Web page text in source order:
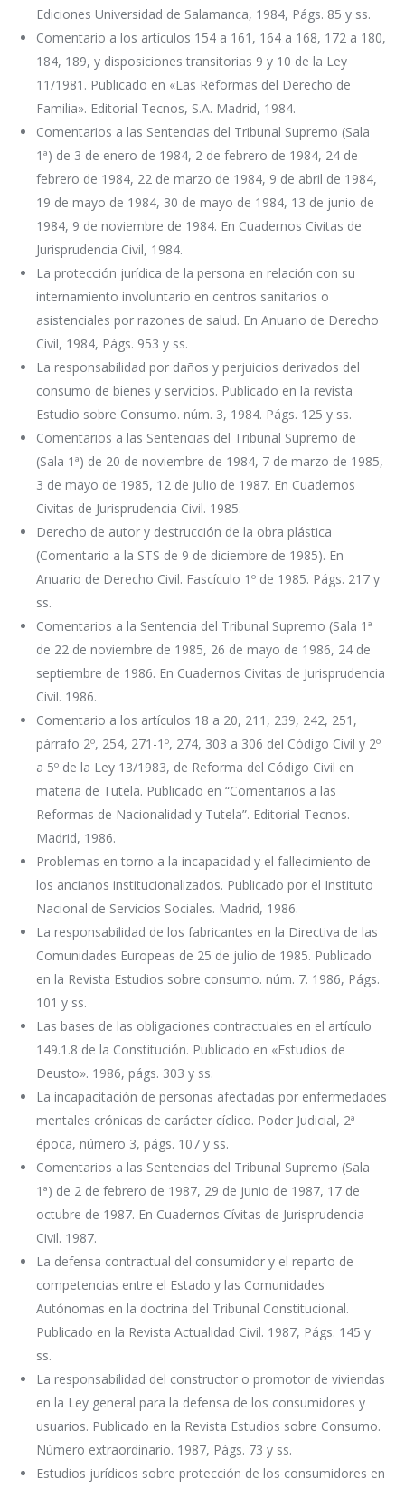
Ediciones Universidad de Salamanca, 1984, Págs. 85 y ss.
Comentario a los artículos 154 a 161, 164 a 168, 172 a 180,
184, 189, y disposiciones transitorias 9 y 10 de la Ley
11/1981. Publicado en «Las Reformas del Derecho de
Familia». Editorial Tecnos, S.A. Madrid, 1984.
Comentarios a las Sentencias del Tribunal Supremo (Sala
1ª) de 3 de enero de 1984, 2 de febrero de 1984, 24 de
febrero de 1984, 22 de marzo de 1984, 9 de abril de 1984,
19 de mayo de 1984, 30 de mayo de 1984, 13 de junio de
1984, 9 de noviembre de 1984. En Cuadernos Civitas de
Jurisprudencia Civil, 1984.
La protección jurídica de la persona en relación con su
internamiento involuntario en centros sanitarios o
asistenciales por razones de salud. En Anuario de Derecho
Civil, 1984, Págs. 953 y ss.
La responsabilidad por daños y perjuicios derivados del
consumo de bienes y servicios. Publicado en la revista
Estudio sobre Consumo. núm. 3, 1984. Págs. 125 y ss.
Comentarios a las Sentencias del Tribunal Supremo de
(Sala 1ª) de 20 de noviembre de 1984, 7 de marzo de 1985,
3 de mayo de 1985, 12 de julio de 1987. En Cuadernos
Civitas de Jurisprudencia Civil. 1985.
Derecho de autor y destrucción de la obra plástica
(Comentario a la STS de 9 de diciembre de 1985). En
Anuario de Derecho Civil. Fascículo 1º de 1985. Págs. 217 y
ss.
Comentarios a la Sentencia del Tribunal Supremo (Sala 1ª
de 22 de noviembre de 1985, 26 de mayo de 1986, 24 de
septiembre de 1986. En Cuadernos Civitas de Jurisprudencia
Civil. 1986.
Comentario a los artículos 18 a 20, 211, 239, 242, 251,
párrafo 2º, 254, 271-1º, 274, 303 a 306 del Código Civil y 2º
a 5º de la Ley 13/1983, de Reforma del Código Civil en
materia de Tutela. Publicado en “Comentarios a las
Reformas de Nacionalidad y Tutela”. Editorial Tecnos.
Madrid, 1986.
Problemas en torno a la incapacidad y el fallecimiento de
los ancianos institucionalizados. Publicado por el Instituto
Nacional de Servicios Sociales. Madrid, 1986.
La responsabilidad de los fabricantes en la Directiva de las
Comunidades Europeas de 25 de julio de 1985. Publicado
en la Revista Estudios sobre consumo. núm. 7. 1986, Págs.
101 y ss.
Las bases de las obligaciones contractuales en el artículo
149.1.8 de la Constitución. Publicado en «Estudios de
Deusto». 1986, págs. 303 y ss.
La incapacitación de personas afectadas por enfermedades
mentales crónicas de carácter cíclico. Poder Judicial, 2ª
época, número 3, págs. 107 y ss.
Comentarios a las Sentencias del Tribunal Supremo (Sala
1ª) de 2 de febrero de 1987, 29 de junio de 1987, 17 de
octubre de 1987. En Cuadernos Cívitas de Jurisprudencia
Civil. 1987.
La defensa contractual del consumidor y el reparto de
competencias entre el Estado y las Comunidades
Autónomas en la doctrina del Tribunal Constitucional.
Publicado en la Revista Actualidad Civil. 1987, Págs. 145 y
ss.
La responsabilidad del constructor o promotor de viviendas
en la Ley general para la defensa de los consumidores y
usuarios. Publicado en la Revista Estudios sobre Consumo.
Número extraordinario. 1987, Págs. 73 y ss.
Estudios jurídicos sobre protección de los consumidores en